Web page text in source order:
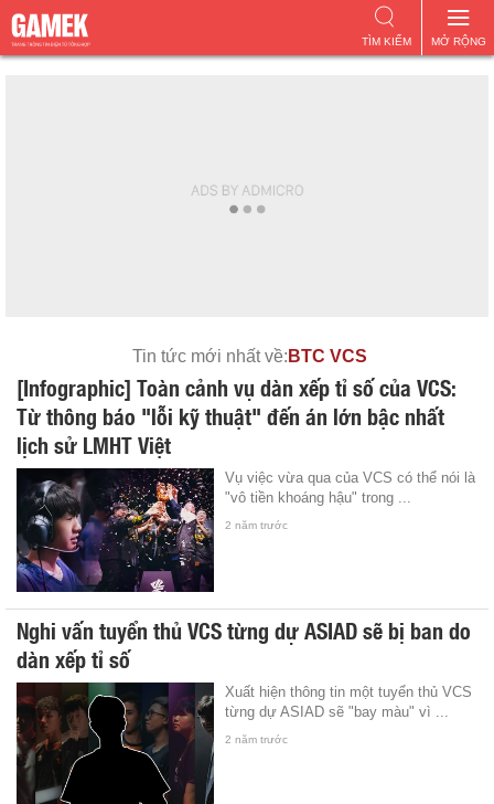
MỞ RỘNG
TÌM KIẾM
Tin tức mới nhất về: BTC VCS
[Infographic] Toàn cảnh vụ dàn xếp tỉ số của VCS:
Từ thông báo "lỗi kỹ thuật" đến án lớn bậc nhất
lịch sử LMHT Việt
Vụ việc vừa qua của VCS có thể nói là
"vô tiền khoáng hậu" trong ...
2 năm trước
Nghi vấn tuyển thủ VCS từng dự ASIAD sẽ bị ban do
dàn xếp tỉ số
Xuất hiện thông tin một tuyển thủ VCS
từng dự ASIAD sẽ "bay màu" vì ...
2 năm trước